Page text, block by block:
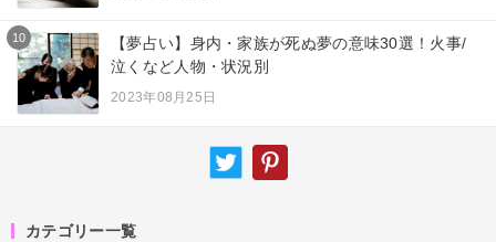
10
【夢占い】身内・家族が死ぬ夢の意味30選！火事/
泣くなど人物・状況別
2023年08月25日
カテゴリー一覧